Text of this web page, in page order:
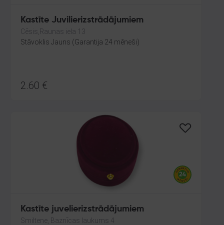
Kastīte Juvilierizstrādājumiem
Cēsis,Raunas iela 13
Stāvoklis Jauns (Garantija 24 mēneši)
2.60 €
Kastīte juvelierizstrādājumiem
Smiltene, Baznīcas laukums 4